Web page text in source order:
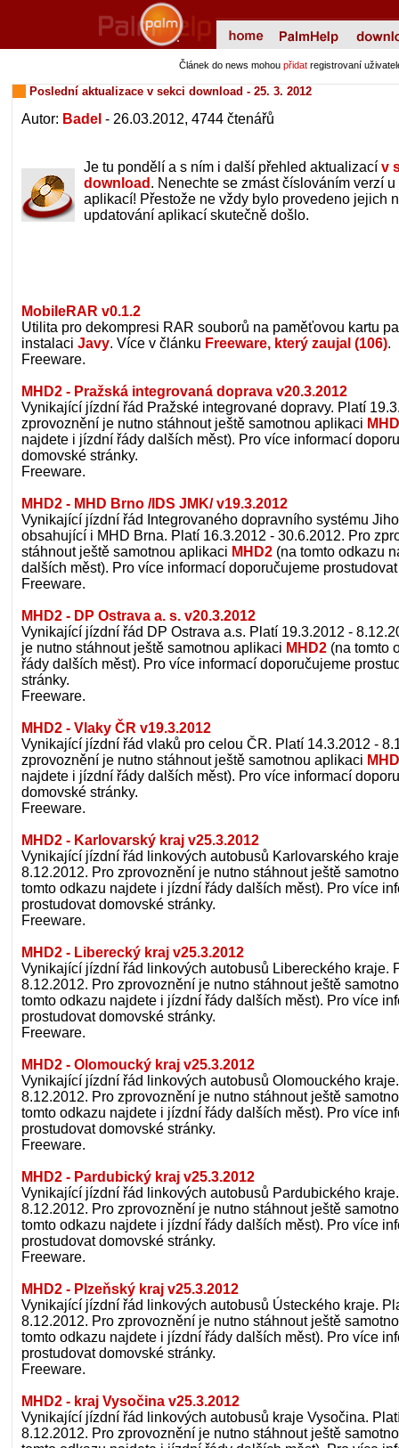
Článek do news mohou přidat registrovaní
Poslední aktualizace v sekci download - 25. 3. 2012
Autor: Badel - 26.03.2012, 4744 čtenářů
Je tu pondělí a s ním i další přehled aktualizací v
download . Nenechte se zmást číslováním verzí u
aplikací! Přestože ne vždy bylo provedeno jejich
updatování aplikací skutečně došlo.
MobileRAR v0.1.2
Utilita pro dekompresi RAR souborů na paměťovou kartu
instalaci Javy. Více v článku Freeware, který zaujal (106).
Freeware.
MHD2 - Pražská integrovaná doprava v20.3.2012
Vynikající jízdní řád Pražské integrované dopravy. Platí
zprovoznění je nutno stáhnout ještě samotnou aplikaci
najdete i jízdní řády dalších měst). Pro více informací
domovské stránky.
Freeware.
MHD2 - MHD Brno /IDS JMK/ v19.3.2012
Vynikající jízdní řád Integrovaného dopravního systému
obsahující i MHD Brna. Platí 16.3.2012 - 30.6.2012. Pro
stáhnout ještě samotnou aplikaci MHD2(na tomto odkazu
dalších měst). Pro více informací doporučujeme
Freeware.
MHD2 - DP Ostrava a. s. v20.3.2012
Vynikající jízdní řád DP Ostrava a.s. Platí 19.3.2012 -
je nutno stáhnout ještě samotnou aplikaci MHD2(na tomto
řády dalších měst). Pro více informací doporučujeme
stránky.
Freeware.
MHD2 - Vlaky ČR v19.3.2012
Vynikající jízdní řád vlaků pro celou ČR. Platí 14.3.2012 -
zprovoznění je nutno stáhnout ještě samotnou aplikaci
najdete i jízdní řády dalších měst). Pro více informací
domovské stránky.
Freeware.
MHD2 - Karlovarský kraj v25.3.2012
Vynikající jízdní řád linkových autobusů Karlovarského
8.12.2012. Pro zprovoznění je nutno stáhnout ještě
tomto odkazu najdete i jízdní řády dalších měst). Pro více
prostudovat domovské stránky.
Freeware.
MHD2 - Liberecký kraj v25.3.2012
Vynikající jízdní řád linkových autobusů Libereckého kraje.
8.12.2012. Pro zprovoznění je nutno stáhnout ještě
tomto odkazu najdete i jízdní řády dalších měst). Pro více
prostudovat domovské stránky.
Freeware.
MHD2 - Olomoucký kraj v25.3.2012
Vynikající jízdní řád linkových autobusů Olomouckého
8.12.2012. Pro zprovoznění je nutno stáhnout ještě
tomto odkazu najdete i jízdní řády dalších měst). Pro více
prostudovat domovské stránky.
Freeware.
MHD2 - Pardubický kraj v25.3.2012
Vynikající jízdní řád linkových autobusů Pardubického
8.12.2012. Pro zprovoznění je nutno stáhnout ještě
tomto odkazu najdete i jízdní řády dalších měst). Pro více
prostudovat domovské stránky.
Freeware.
MHD2 - Plzeňský kraj v25.3.2012
Vynikající jízdní řád linkových autobusů Ústeckého kraje.
8.12.2012. Pro zprovoznění je nutno stáhnout ještě
tomto odkazu najdete i jízdní řády dalších měst). Pro více
prostudovat domovské stránky.
Freeware.
MHD2 - kraj Vysočina v25.3.2012
Vynikající jízdní řád linkových autobusů kraje Vysočina.
8.12.2012. Pro zprovoznění je nutno stáhnout ještě